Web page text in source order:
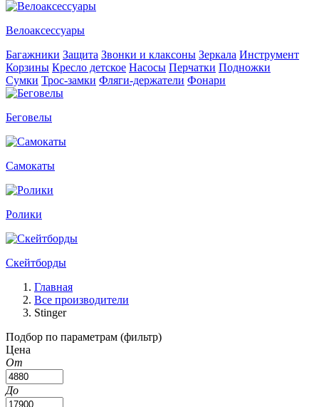
Велоаксессуары
Багажники Защита Звонки и клаксоны Зеркала Инструмент
Корзины Кресло детское Насосы Перчатки Подножки
Сумки Трос-замки Фляги-держатели Фонари
Беговелы
Самокаты
Ролики
Скейтборды
Главная
Все производители
Stinger
Подбор по параметрам (фильтр)
Цена
От
До